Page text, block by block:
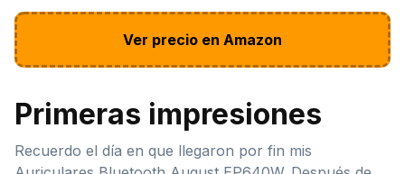
Ver precio en Amazon
Primeras impresiones
Recuerdo el día en que llegaron por fin mis